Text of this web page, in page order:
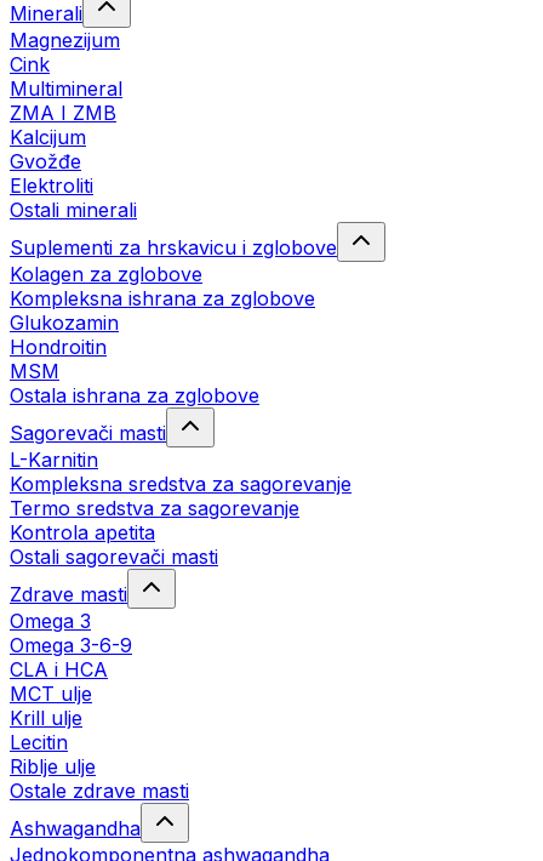
Minerali
Magnezijum
Cink
Multimineral
ZMA I ZMB
Kalcijum
Gvožđe
Elektroliti
Ostali minerali
Suplementi za hrskavicu i zglobove
Kolagen za zglobove
Kompleksna ishrana za zglobove
Glukozamin
Hondroitin
MSM
Ostala ishrana za zglobove
Sagorevači masti
L-Karnitin
Kompleksna sredstva za sagorevanje
Termo sredstva za sagorevanje
Kontrola apetita
Ostali sagorevači masti
Zdrave masti
Omega 3
Omega 3-6-9
CLA i HCA
MCT ulje
Krill ulje
Lecitin
Riblje ulje
Ostale zdrave masti
Ashwagandha
Jednokomponentna ashwagandha